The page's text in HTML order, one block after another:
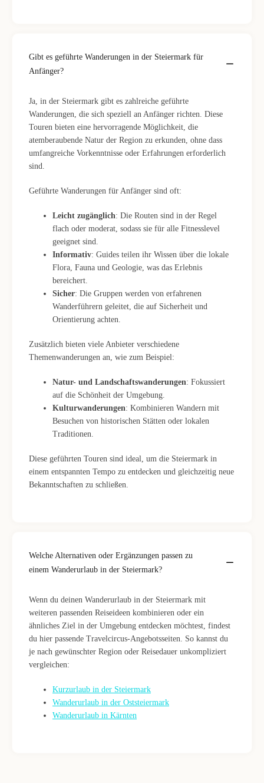
Gibt es geführte Wanderungen in der Steiermark für
Anfänger?
Ja, in der Steiermark gibt es zahlreiche geführte
Wanderungen, die sich speziell an Anfänger richten. Diese
Touren bieten eine hervorragende Möglichkeit, die
atemberaubende Natur der Region zu erkunden, ohne dass
umfangreiche Vorkenntnisse oder Erfahrungen erforderlich
sind.
Geführte Wanderungen für Anfänger sind oft:
Leicht zugänglich: Die Routen sind in der Regel
flach oder moderat, sodass sie für alle Fitnesslevel
geeignet sind.
Informativ: Guides teilen ihr Wissen über die lokale
Flora, Fauna und Geologie, was das Erlebnis
bereichert.
Sicher: Die Gruppen werden von erfahrenen
Wanderführern geleitet, die auf Sicherheit und
Orientierung achten.
Zusätzlich bieten viele Anbieter verschiedene
Themenwanderungen an, wie zum Beispiel:
Natur- und Landschaftswanderungen: Fokussiert
auf die Schönheit der Umgebung.
Kulturwanderungen: Kombinieren Wandern mit
Besuchen von historischen Stätten oder lokalen
Traditionen.
Diese geführten Touren sind ideal, um die Steiermark in
einem entspannten Tempo zu entdecken und gleichzeitig neue
Bekanntschaften zu schließen.
Welche Alternativen oder Ergänzungen passen zu
einem Wanderurlaub in der Steiermark?
Wenn du deinen Wanderurlaub in der Steiermark mit
weiteren passenden Reiseideen kombinieren oder ein
ähnliches Ziel in der Umgebung entdecken möchtest, findest
du hier passende Travelcircus-Angebotsseiten. So kannst du
je nach gewünschter Region oder Reisedauer unkompliziert
vergleichen:
Kurzurlaub in der Steiermark
Wanderurlaub in der Oststeiermark
Wanderurlaub in Kärnten